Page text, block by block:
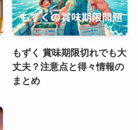
もずく 賞味期限切れでも大
丈夫？注意点と得々情報の
まとめ